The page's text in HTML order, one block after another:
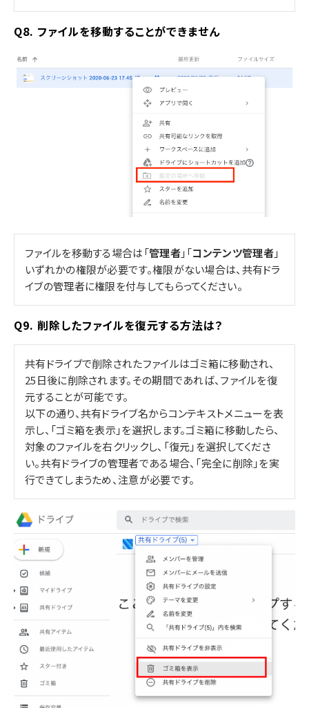
Q8. ファイルを移動することができません
ファイルを移動する場合は「管理者」「コンテンツ管理者」
いずれかの権限が必要です。権限がない場合は、共有ドラ
イブの管理者に権限を付与してもらってください。
Q9. 削除したファイルを復元する方法は？
共有ドライブで削除されたファイルはゴミ箱に移動され、
25日後に削除されます。その期間であれば、ファイルを復
元することが可能です。
以下の通り、共有ドライブ名からコンテキストメニューを表
示し、「ゴミ箱を表示」を選択します。ゴミ箱に移動したら、
対象のファイルを右クリックし、「復元」を選択してくださ
い。共有ドライブの管理者である場合、「完全に削除」を実
行できてしまうため、注意が必要です。